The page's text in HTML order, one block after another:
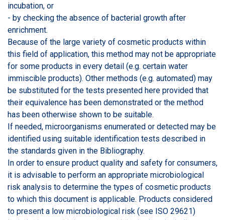
incubation, or
- by checking the absence of bacterial growth after
enrichment.
Because of the large variety of cosmetic products within
this field of application, this method may not be appropriate
for some products in every detail (e.g. certain water
immiscible products). Other methods (e.g. automated) may
be substituted for the tests presented here provided that
their equivalence has been demonstrated or the method
has been otherwise shown to be suitable.
If needed, microorganisms enumerated or detected may be
identified using suitable identification tests described in
the standards given in the Bibliography.
In order to ensure product quality and safety for consumers,
it is advisable to perform an appropriate microbiological
risk analysis to determine the types of cosmetic products
to which this document is applicable. Products considered
to present a low microbiological risk (see ISO 29621)